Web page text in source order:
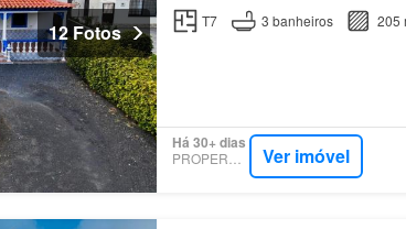
12 Fotos
T7
3 banheiros 205
Há 30+ dias
Ver imóvel